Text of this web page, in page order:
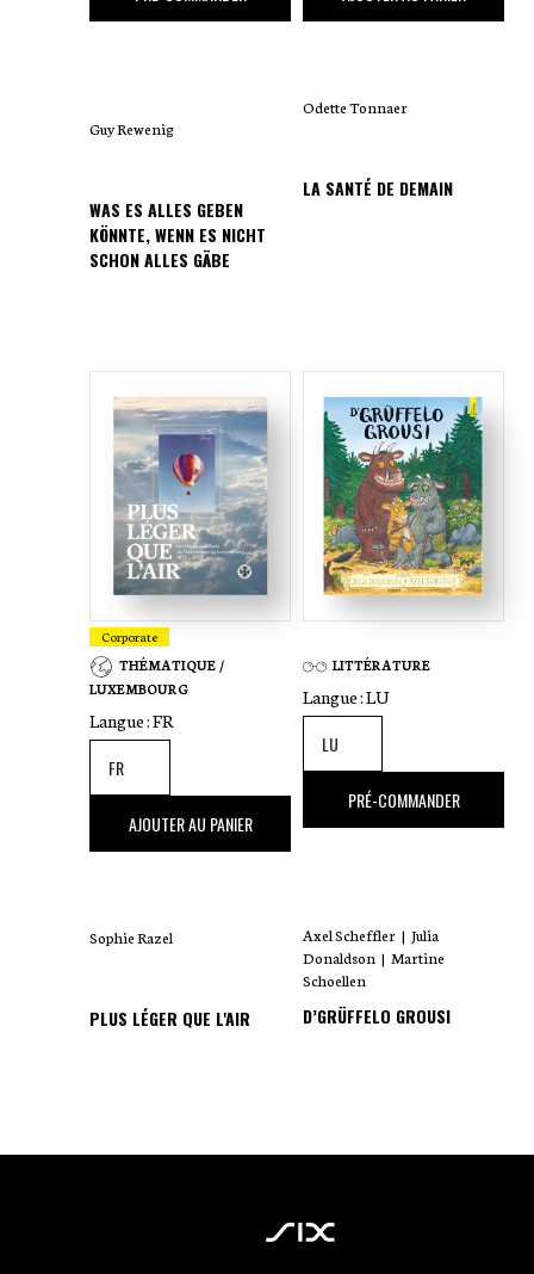
Guy Rewenig
WAS ES ALLES GEBEN
KÖNNTE, WENN ES NICHT
SCHON ALLES GÄBE
Odette Tonnaer
LA SANTÉ DE DEMAIN
Corporate
THÉMATIQUE /
LUXEMBOURG
Langue :FR
,00 €
AJOUTER AU PANIER
Sophie Razel
PLUS LÉGER QUE L'AIR
LITTÉRATURE
Langue :LU
,00 €
PRÉ-COMMANDER
Axel Scheffler | Julia
Donaldson | Martine
Schoellen
D’GRÜFFELO GROUSI